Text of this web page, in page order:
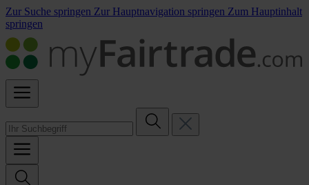
Zur Suche springen Zur Hauptnavigation springen Zum Hauptinhalt
springen